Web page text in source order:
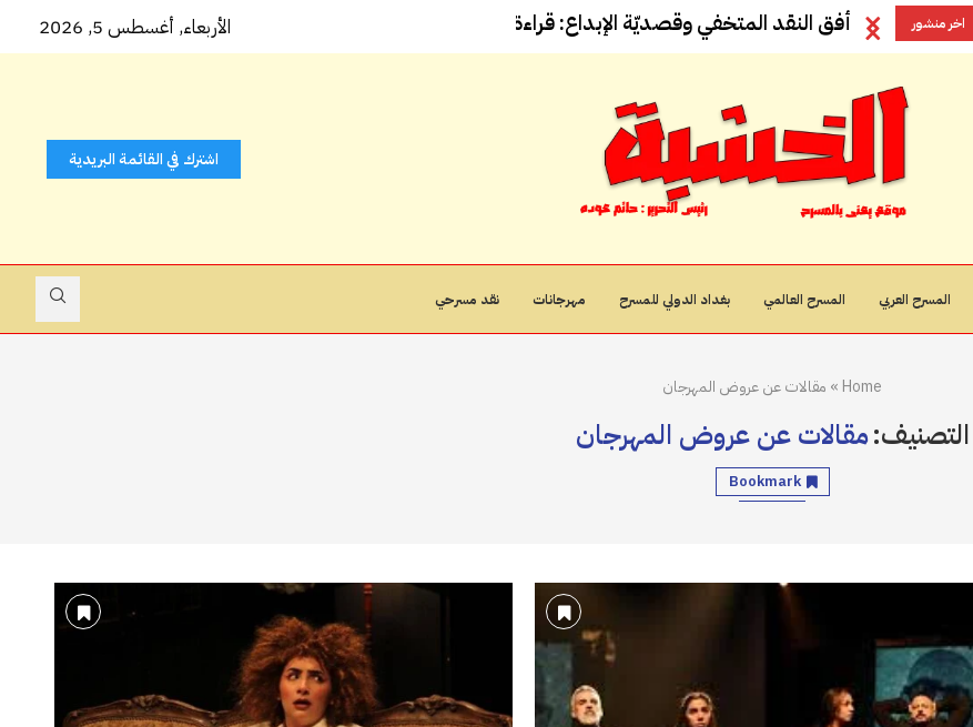
اخر منشور أفق النقد المتخفي وقصديّة الإبداع: قراءة في كتاب... الأربعاء, أغسطس 5, 2026
اشترك في القائمة البريدية
المسرح العربي المسرح العالمي بغداد الدولي للمسرح مهرجانات نقد مسرحي
Home
» مقالات عن عروض المهرجان
التصنيف:مقالات عن عروض المهرجان
Bookmark